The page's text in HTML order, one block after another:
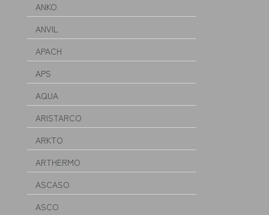
ANKO
ANVIL
APACH
APS
AQUA
ARISTARCO
ARKTO
ARTHERMO
ASCASO
ASCO